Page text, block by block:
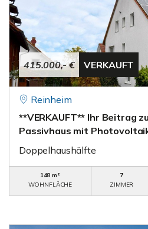
415.000,- € VERKAUFT
Reinheim
**VERKAUFT** Ihr Beitrag
Passivhaus mit
Doppelhaushälfte
148 m²
WOHNFLÄCHE
7
ZIMMER